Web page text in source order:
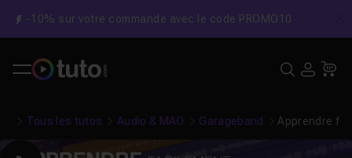
-10% sur votre commande avec le code PROMO10
Tous les tutos Audio & MAO Garageband Apprendre